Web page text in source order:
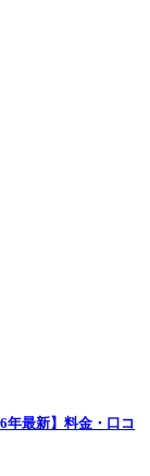
年最新】料金・口コ